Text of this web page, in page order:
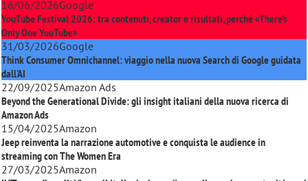
16/06/2026Google
YouTube Festival 2026: tra contenuti, creator e risultati, perché «There’s
Only One YouTube»
31/03/2026Google
Think Consumer Omnichannel: viaggio nella nuova Search di Google guidata
dall'AI
22/09/2025Amazon Ads
Beyond the Generational Divide: gli insight italiani della nuova ricerca di
Amazon Ads
15/04/2025Amazon
Jeep reinventa la narrazione automotive e conquista le audience in
streaming conThe Women Era
27/03/2025Amazon